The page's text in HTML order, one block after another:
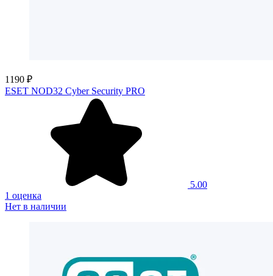
1190 ₽
ESET NOD32 Cyber Security PRO
5.00
1 оценка
Нет в наличии